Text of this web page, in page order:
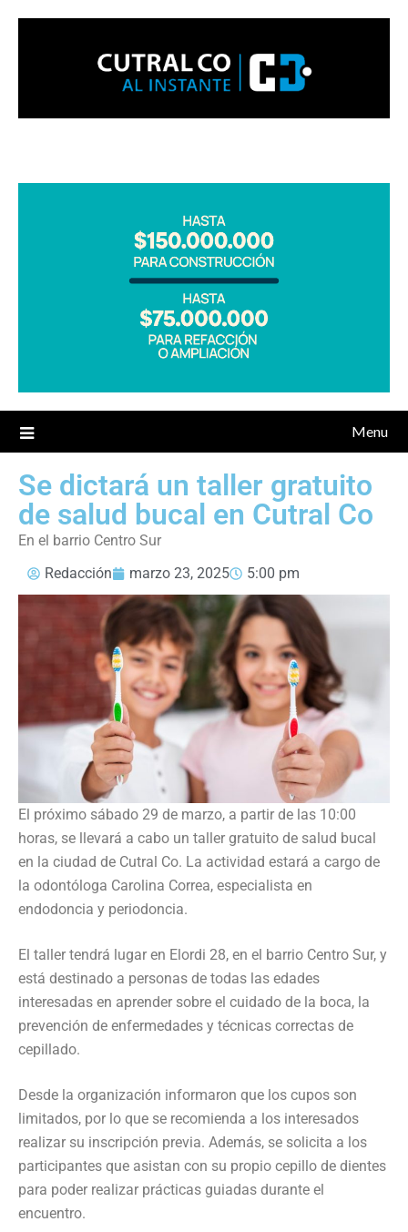
Menu
Se dictará un taller gratuito
de salud bucal en Cutral Co
En el barrio Centro Sur
Redacción
marzo 23, 2025 5:00 pm
El próximo sábado 29 de marzo, a partir de las 10:00
horas, se llevará a cabo un taller gratuito de salud bucal
en la ciudad de Cutral Co. La actividad estará a cargo de
la odontóloga Carolina Correa, especialista en
endodoncia y periodoncia.
El taller tendrá lugar en Elordi 28, en el barrio Centro Sur, y
está destinado a personas de todas las edades
interesadas en aprender sobre el cuidado de la boca, la
prevención de enfermedades y técnicas correctas de
cepillado.
Desde la organización informaron que los cupos son
limitados, por lo que se recomienda a los interesados
realizar su inscripción previa. Además, se solicita a los
participantes que asistan con su propio cepillo de dientes
para poder realizar prácticas guiadas durante el
encuentro.